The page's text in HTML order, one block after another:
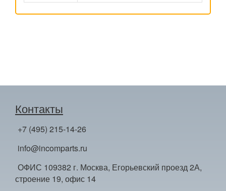
Контакты
+7 (495) 215-14-26
info@incomparts.ru
ОФИС 109382 г. Москва, Егорьевский проезд 2А,
строение 19, офис 14